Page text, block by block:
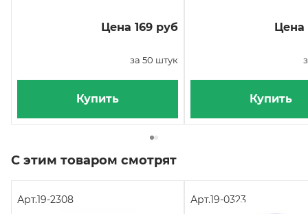
Цена 169 руб
за 50 штук
Купить
Цена
Купить
С этим товаром смотрят
Арт.19-2308 Арт.19-0323